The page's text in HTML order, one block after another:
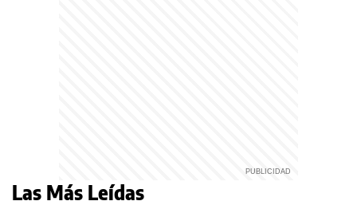
Las Más Leídas